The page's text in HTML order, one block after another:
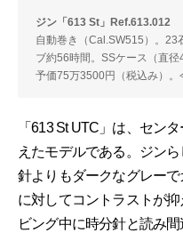
ジン「613 St」Ref.613.012
自動巻き（Cal.SW515）。23
ブ約56時間。SSケース（直径
予価75万3500円（税込み）。
「613 St UTC」は、セン
えたモデルである。ジン
針よりもダークなグレー
に対してコントラストが
ビング中に時分針と読み